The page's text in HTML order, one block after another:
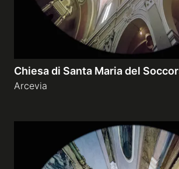
Chiesa di Santa Maria del
Arcevia